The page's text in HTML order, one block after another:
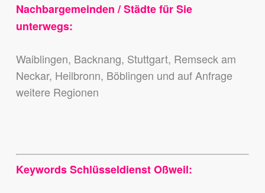
Nachbargemeinden / Städte für Sie
unterwegs:
Waiblingen, Backnang, Stuttgart, Remseck am
Neckar, Heilbronn, Böblingen und auf Anfrage
weitere Regionen
Keywords Schlüsseldienst Oßweil: